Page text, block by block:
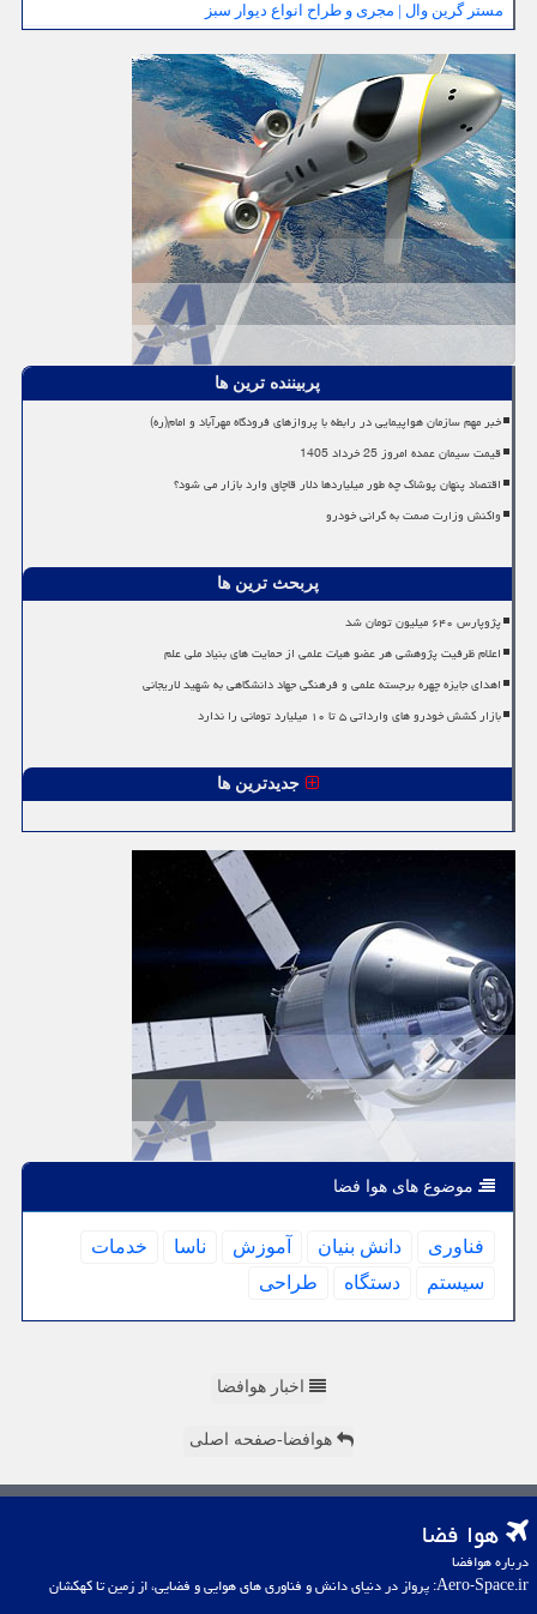
مستر گرین وال | مجری و طراح انواع دیوار سبز
پربیننده ترین ها
خبر مهم سازمان هواپیمایی در رابطه با پروازهای فرودگاه مهرآباد و امام(ره)
قیمت سیمان عمده امروز 25 خرداد 1405
اقتصاد پنهان پوشاک چه طور میلیاردها دلار قاچاق وارد بازار می شود؟
واکنش وزارت صمت به گرانی خودرو
پربحث ترین ها
پژوپارس ۶۴۰ میلیون تومان شد
اعلام ظرفیت پژوهشی هر عضو هیات علمی از حمایت های بنیاد ملی علم
اهدای جایزه چهره برجسته علمی و فرهنگی جهاد دانشگاهی به شهید لاریجانی
بازار کشش خودرو های وارداتی ۵ تا ۱۰ میلیارد تومانی را ندارد
جدیدترین ها
موضوع های هوا فضا
فناوری دانش بنیان آموزش ناسا
خدمات
سیستم
دستگاه طراحی
اخبار هوافضا
هوافضا-صفحه اصلی
هوا فضا
درباره هوافضا
Aero-Space.ir: پرواز در دنیای دانش و فناوری های هوایی و فضایی، از زمین تا کهکشان